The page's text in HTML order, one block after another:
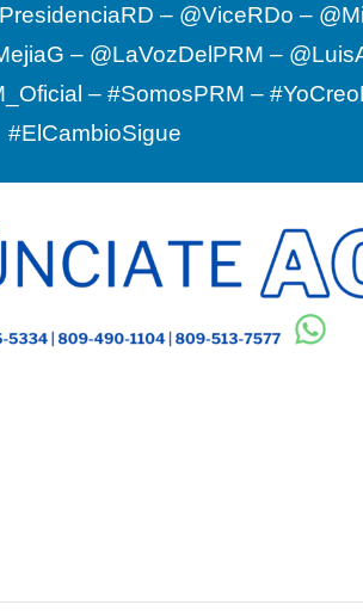
– @ViceRDo –
– @LaVozDelPRM –
– #SomosPRM –
#ElCambioSigue